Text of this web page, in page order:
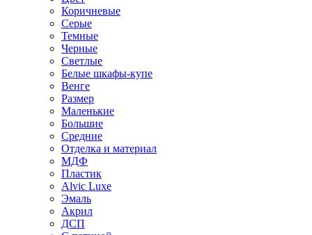
Коричневые
Серые
Темные
Черные
Светлые
Белые шкафы-купе
Венге
Размер
Маленькие
Большие
Средние
Отделка и материал
МДФ
Пластик
Alvic Luxe
Эмаль
Акрил
ДСП